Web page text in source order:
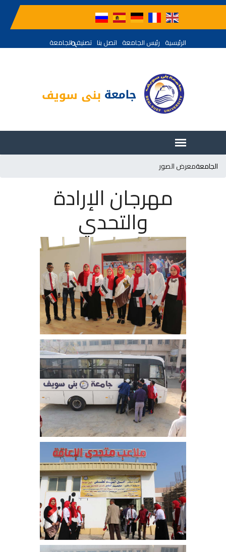
الرئيسية رئيس الجامعة اتصل بنا تصنيف الجامعة
الجامعةمعرض الصور
مهرجان الإرادة
والتحدي